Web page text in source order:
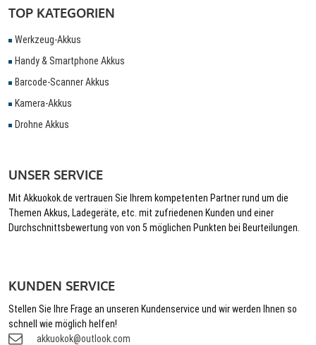
TOP KATEGORIEN
Werkzeug-Akkus
Handy & Smartphone Akkus
Barcode-Scanner Akkus
Kamera-Akkus
Drohne Akkus
UNSER SERVICE
Mit Akkuokok.de vertrauen Sie Ihrem kompetenten Partner rund um die
Themen Akkus, Ladegeräte, etc. mit zufriedenen Kunden und einer
Durchschnittsbewertung von von 5 möglichen Punkten bei Beurteilungen.
KUNDEN SERVICE
Stellen Sie Ihre Frage an unseren Kundenservice und wir werden Ihnen so
schnell wie möglich helfen!
akkuokok@outlook.com